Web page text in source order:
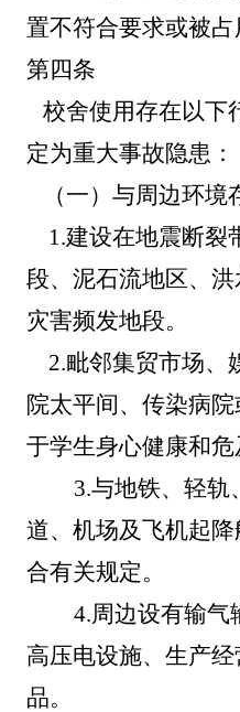
置不符合要求或被占
第四条
校舍使用存在以下
定为重大事故隐患：
（一） 与周边环境
1.建设在地震断裂
段、泥石流地区、
灾害频发地段。
2.毗邻集贸市场、
院太平间、传染病
于学生身心健康和危
3.与地铁、轻轨
道、机场及飞机起
合有关规定。
4.周边设有输气
高压电设施、生产
品。